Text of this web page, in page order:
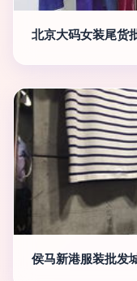
北京大码女装尾货
侯马新港服装批发